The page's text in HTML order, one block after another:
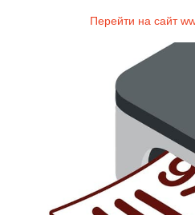
Перейти на сайт